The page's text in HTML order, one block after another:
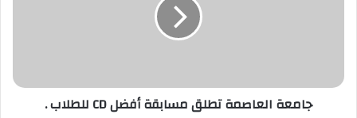
جامعة العاصمة تطلق مسابقة أفضل CD للطلاب .